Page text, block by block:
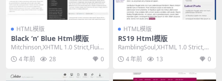
HTML模版
Black ‘n’ Blue Html模版
Mitchinson,XHTML 1.0 Strict,Fluid,
3 Col...
4 年前 28 0
HTML模版
RS19 Html模版
RamblingSoul,XHTML 1.0 Strict,Fi
xed Widt...
4 年前 13 0